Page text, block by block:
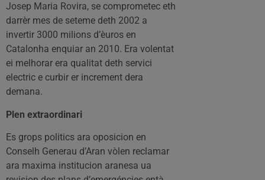
Josep Maria Rovira, se comprometec eth
darrèr mes de seteme deth 2002 a
invertir 3000 milions d’èuros en
Catalonha enquiar an 2010. Era volentat
ei melhorar era qualitat deth servici
electric e curbir er increment dera
demana.
Plen extraordinari
Es grops politics ara oposicion en
Conselh Generau d’Aran vòlen reclamar
ara maxima institucion aranesa ua